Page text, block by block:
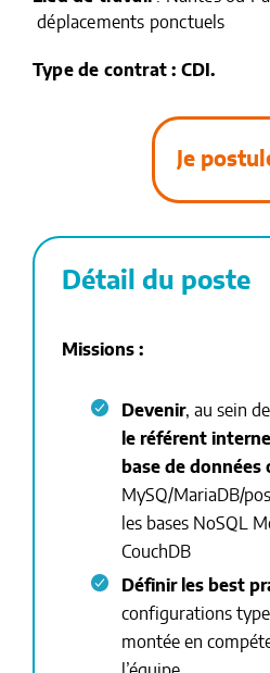
déplacements ponctuels
Type de contrat : CDI.
Je
Détail du poste
Missions :
Devenir, au sein
le référent
base de données
MySQ/MariaDB/
les bases NoSQL
CouchDB
Définir les best
configurations
montée en